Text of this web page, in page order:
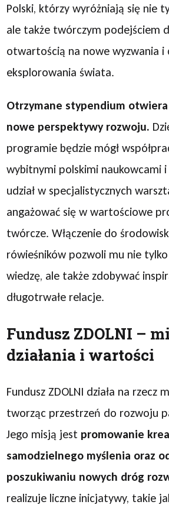
Polski, którzy wyróżniają się nie
ale także twórczym podejściem
otwartością na nowe wyzwania i
eksplorowania świata.
Otrzymane stypendium
nowe perspektywy rozwoju.
programie będzie mógł
wybitnymi polskimi naukowcami
udział w specjalistycznych
angażować się w wartościowe
twórcze. Włączenie do
rówieśników pozwoli mu nie
wiedzę, ale także zdobywać
długotrwałe relacje.
Fundusz ZDOLNI –
działania i wartości
Fundusz ZDOLNI działa na rzecz
tworząc przestrzeń do rozwoju
Jego misją jest promowanie
samodzielnego myślenia oraz
poszukiwaniu nowych dróg
realizuje liczne inicjatywy, takie